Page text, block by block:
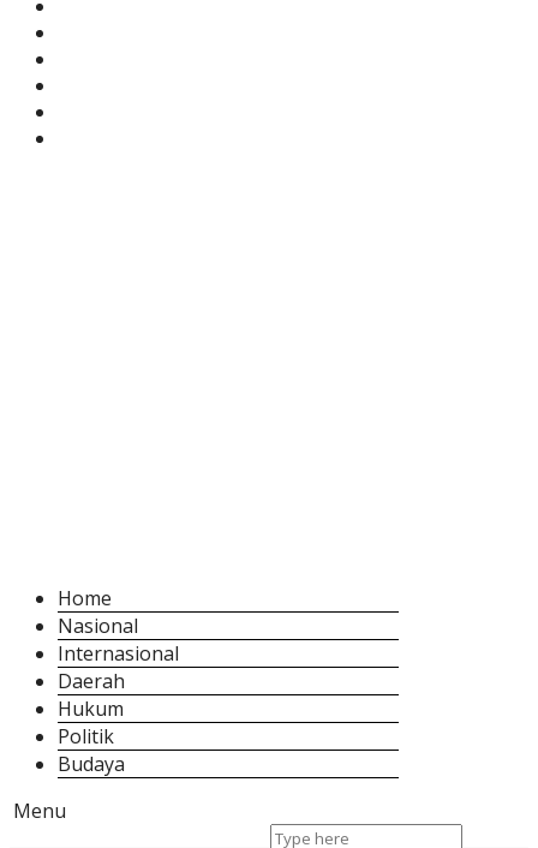
Home
Nasional
Internasional
Daerah
Hukum
Politik
Budaya
Menu